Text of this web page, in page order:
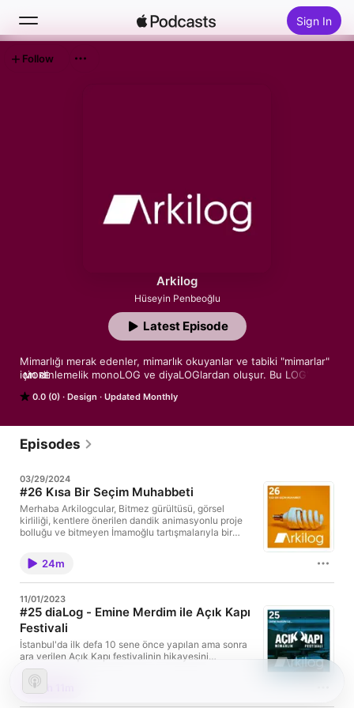
Sign In
Arkilog
Hüseyin Penbeoğlu
0.0 (0) Design Updated Monthly
Mimarlığı merak edenler, mimarlık okuyanlar ve tabiki "mimarlar"
için dinlemelik monoLOG ve diyaLOGlardan oluşur. Bu LOG'lar
bilimum görüşleri içerir. Hüseyin Penbeoğlu tarafından samimi
Destek olmak için https://ko-fi.com/arkilog adresini
kullanabilirsiniz.
MORE
Latest Episode
Follow
Episodes
03/29/2024
#26 Kısa Bir Seçim Muhabbeti
Merhaba Arkilogcular, Bitmez gürültüsü, görsel
kirliliği, kentlere önerilen dandik animasyonlu proje
bolluğu ve bitmeyen İmamoğlu tartışmalarıyla bir
değerlendirmenin ardından ve kaydı aday nasıl
belirlenmeli gibi temel bir soruyla bitirdim. Sizin de
görüşlerinizi bekliyorum. İlk defa hiç bir düzenleme
vermeler yorarsa söyleyin. Mutlu mimarlıklar!
24m
11/01/2023
#25 diaLog - Emine Merdim ile Açık Kapı
Festivali
İstanbul'da ilk defa 10 sene önce yapılan ama sonra
ara verilen Açık Kapı festivalinin hikayesini
Arkitera'nın sevgili yöneticisi Emine hanıma sordum.
Londra'daki Open House ile de karşılaştırdık yer yer.
Kent ve mimarlık dolu yeni bir bölüm için buyurunuz.
Karaköy Güllüoğlu'na gidenler benim için de baklava